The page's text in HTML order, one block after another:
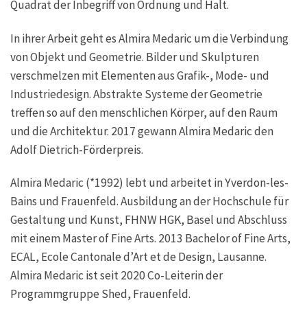
Quadrat der Inbegriff von Ordnung und Halt.
In ihrer Arbeit geht es Almira Medaric um die Verbindung
von Objekt und Geometrie. Bilder und Skulpturen
verschmelzen mit Elementen aus Grafik-, Mode- und
Industriedesign. Abstrakte Systeme der Geometrie
treffen so auf den menschlichen Körper, auf den Raum
und die Architektur. 2017 gewann Almira Medaric den
Adolf Dietrich-Förderpreis.
Almira Medaric (*1992) lebt und arbeitet in Yverdon-les-
Bains und Frauenfeld. Ausbildung an der Hochschule für
Gestaltung und Kunst, FHNW HGK, Basel und Abschluss
mit einem Master of Fine Arts. 2013 Bachelor of Fine Arts,
ECAL, Ecole Cantonale d’Art et de Design, Lausanne.
Almira Medaric ist seit 2020 Co-Leiterin der
Programmgruppe Shed, Frauenfeld.